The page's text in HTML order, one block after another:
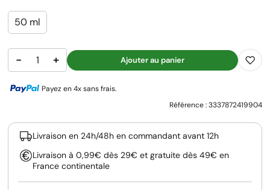
50 ml
− + Ajouter au panier
Payez en 4x sans frais.
Référence :3337872419904
Livraison en 24h/48h en commandant avant 12h
Livraison à 0,99€ dès 29€ et gratuite dès 49€ en
France continentale